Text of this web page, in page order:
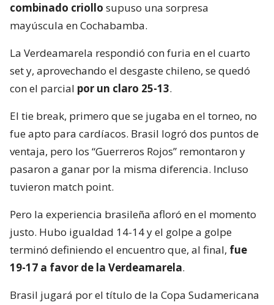
combinado criollo supuso una sorpresa
mayúscula en Cochabamba.
La Verdeamarela respondió con furia en el cuarto
set y, aprovechando el desgaste chileno, se quedó
con el parcial por un claro 25-13.
El tie break, primero que se jugaba en el torneo, no
fue apto para cardíacos. Brasil logró dos puntos de
ventaja, pero los “Guerreros Rojos” remontaron y
pasaron a ganar por la misma diferencia. Incluso
tuvieron match point.
Pero la experiencia brasileña afloró en el momento
justo. Hubo igualdad 14-14 y el golpe a golpe
terminó definiendo el encuentro que, al final, fue
19-17 a favor de la Verdeamarela.
Brasil jugará por el título de la Copa Sudamericana